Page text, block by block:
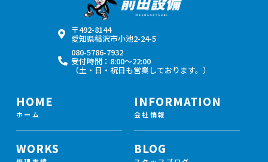
〒492-8144
愛知県稲沢市小池2-24-5
080-5786-7932
受付時間：8:00〜22:00
（土・日・祝日も営業しております。）
HOME
ホーム
WORKS
INFORMATION
会社情報
BLOG